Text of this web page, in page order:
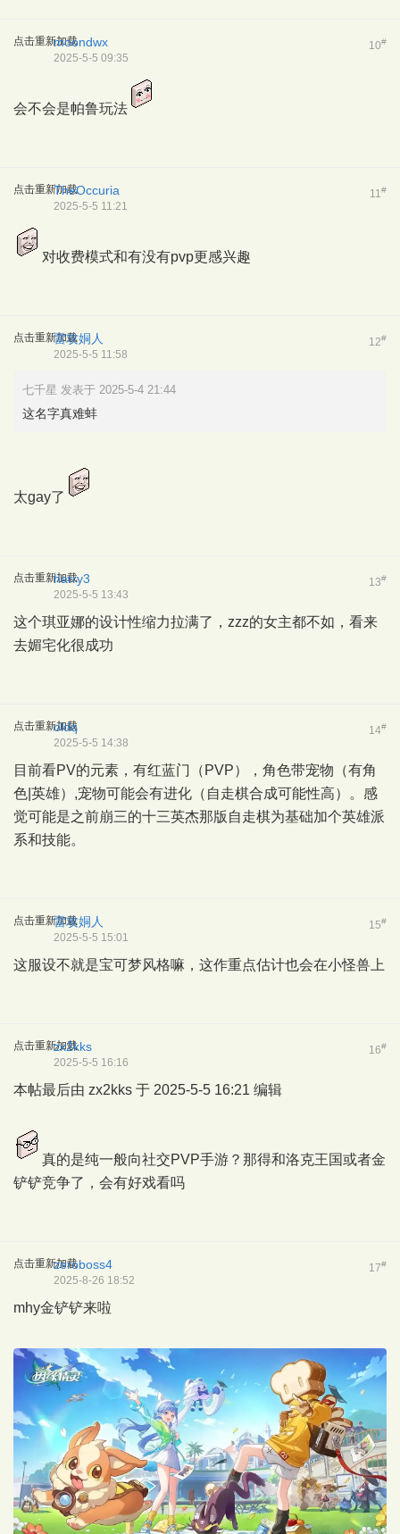
点击重新加载 10#
moondwx
2025-5-5 09:35
会不会是帕鲁玩法
点击重新加载 11#
TheOccuria
2025-5-5 11:21
对收费模式和有没有pvp更感兴趣
点击重新加载 12#
雷攻姛人
2025-5-5 11:58
七千星 发表于 2025-5-4 21:44
这名字真难蚌
太gay了
点击重新加载 13#
harry3
2025-5-5 13:43
这个琪亚娜的设计性缩力拉满了，zzz的女主都不如，看来
去媚宅化很成功
点击重新加载 14#
oldq
2025-5-5 14:38
目前看PV的元素，有红蓝门（PVP），角色带宠物（有角
色|英雄）,宠物可能会有进化（自走棋合成可能性高）。感
觉可能是之前崩三的十三英杰那版自走棋为基础加个英雄派
系和技能。
点击重新加载 15#
雷攻姛人
2025-5-5 15:01
这服设不就是宝可梦风格嘛，这作重点估计也会在小怪兽上
点击重新加载 16#
zx2kks
2025-5-5 16:16
本帖最后由 zx2kks 于 2025-5-5 16:21 编辑
真的是纯一般向社交PVP手游？那得和洛克王国或者金
铲铲竞争了，会有好戏看吗
点击重新加载 17#
zeroboss4
2025-8-26 18:52
mhy金铲铲来啦